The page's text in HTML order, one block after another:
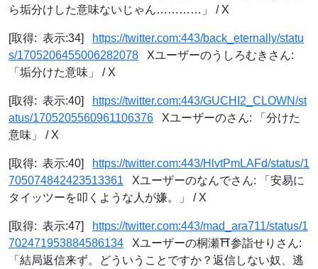
ら垢分けした意味ないじゃん…………」 / X
[取得: 表示:34]
https://twitter.com:443/back_eternally/statu
s/1705206455006282078 Xユーザーのうしろむきさん:
「垢分けた意味」 / X
[取得: 表示:40]
https://twitter.com:443/GUCHI2_CLOWN/st
atus/1705205560961106376 Xユーザーのさん: 「分けた
意味」 / X
[取得: 表示:40]
https://twitter.com:443/HlvtPmLAFd/status/1
705074842423513361 Xユーザーのなんでさん: 「安易に
タイッツーを叩くような人が嫌。」 / X
[取得: 表示:47]
https://twitter.com:443/mad_ara711/status/1
702471953884586134 Xユーザーの桐瀬⛩参詣せりさん:
「結局返信来ず。どういうことですか？返信しない奴、逃